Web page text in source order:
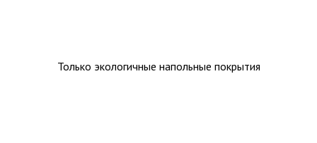
Только экологичные напольные покрытия